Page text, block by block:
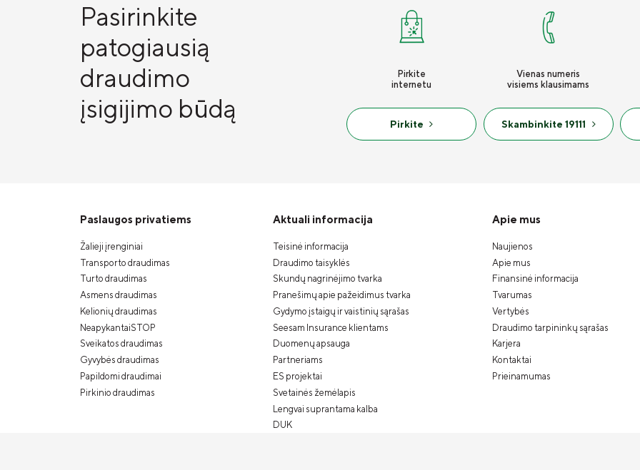
Pasirinkite
patogiausią
draudimo
įsigijimo būdą
Pirkite
internetu
Pirkite
Vienas numeris
visiems klausimams
Skambinkite 19111
Paslaugos privatiems
Žalieji įrenginiai
Transporto draudimas
Turto draudimas
Asmens draudimas
Kelionių draudimas
NeapykantaiSTOP
Sveikatos draudimas
Gyvybės draudimas
Papildomi draudimai
Pirkinio draudimas
Aktuali informacija
Teisinė informacija
Draudimo taisyklės
Skundų nagrinėjimo tvarka
Pranešimų apie pažeidimus tvarka
Gydymo įstaigų ir vaistinių sąrašas
Seesam Insurance klientams
Duomenų apsauga
Partneriams
ES projektai
Svetainės žemėlapis
Lengvai suprantama kalba
DUK
Apie mus
Naujienos
Apie mus
Finansinė informacija
Tvarumas
Vertybės
Draudimo tarpininkų sąrašas
Karjera
Kontaktai
Prieinamumas